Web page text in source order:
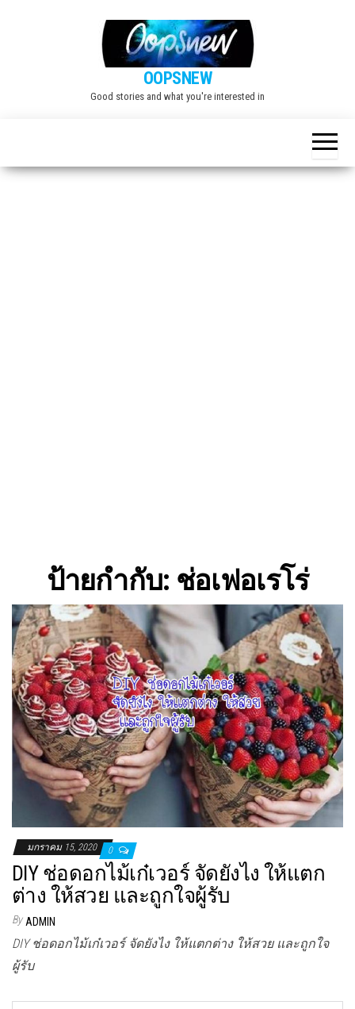
OOPSNEW
Good stories and what you're interested in
ป้ายกำกับ: ช่อเฟอเรโร่
มกราคม 15, 2020 0
DIY ช่อดอกไม้เก๋เวอร์ จัดยังไง ให้แตก
ต่าง ให้สวย และถูกใจผู้รับ
By ADMIN
DIY ช่อดอกไม้เก๋เวอร์ จัดยังไง ให้แตกต่าง ให้สวย และถูกใจ
ผู้รับ